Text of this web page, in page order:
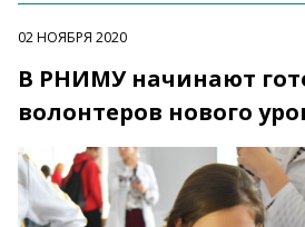
02 НОЯБРЯ 2020
В РНИМУ начинают
волонтеров нового